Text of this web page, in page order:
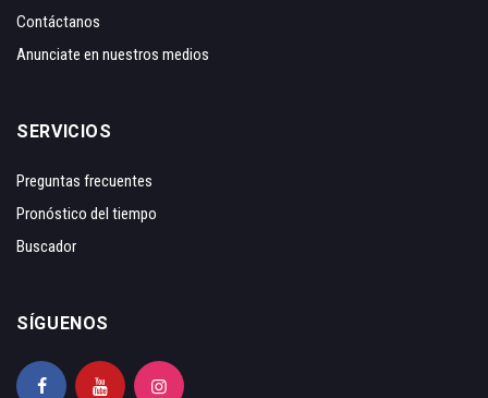
Contáctanos
Anunciate en nuestros medios
SERVICIOS
Preguntas frecuentes
Pronóstico del tiempo
Buscador
SÍGUENOS